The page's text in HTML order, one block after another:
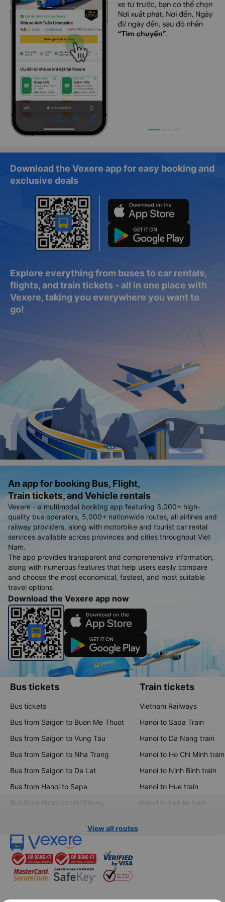
Download the Vexere app for easy booking and
exclusive deals
Explore everything from buses to car rentals,
flights, and train tickets - all in one place with
Vexere, taking you everywhere you want to
go!
An app for booking Bus, Flight,
Train tickets, and Vehicle rentals
Vexere - a multimodal booking app featuring 3,000+ high-
quality bus operators, 5,000+ nationwide routes, all airlines and
railway providers, along with motorbike and tourist car rental
services available across provinces and cities throughout Viet
Nam.
The app provides transparent and comprehensive information,
along with numerous features that help users easily compare
and choose the most economical, fastest, and most suitable
travel options
Download the Vexere app now
Bus tickets
Bus tickets
Bus from Saigon to Buon Me Thuot
Bus from Saigon to Vung Tau
Bus from Saigon to Nha Trang
Bus from Saigon to Da Lat
Bus from Hanoi to Sapa
Bus from Hanoi to Hai Phong
Train tickets
Vietnam Railways
Hanoi to Sapa Train
Hanoi to Da Nang train
Hanoi to Ho Chi Minh train
Hanoi to Ninh Binh train
Hanoi to Hue train
Hanoi to Hoi An train
View all routes